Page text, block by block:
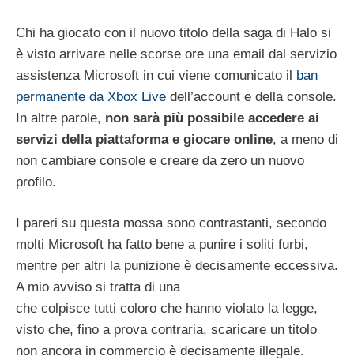
Chi ha giocato con il nuovo titolo della saga di Halo si
è visto arrivare nelle scorse ore una email dal servizio
assistenza Microsoft in cui viene comunicato il ban
permanente da Xbox Live dell’account e della console.
In altre parole, non sarà più possibile accedere ai
servizi della piattaforma e giocare online, a meno di
non cambiare console e creare da zero un nuovo
profilo.
I pareri su questa mossa sono contrastanti, secondo
molti Microsoft ha fatto bene a punire i soliti furbi,
mentre per altri la punizione è decisamente eccessiva.
A mio avviso si tratta di una
che colpisce tutti coloro che hanno violato la legge,
visto che, fino a prova contraria, scaricare un titolo
non ancora in commercio è decisamente illegale.